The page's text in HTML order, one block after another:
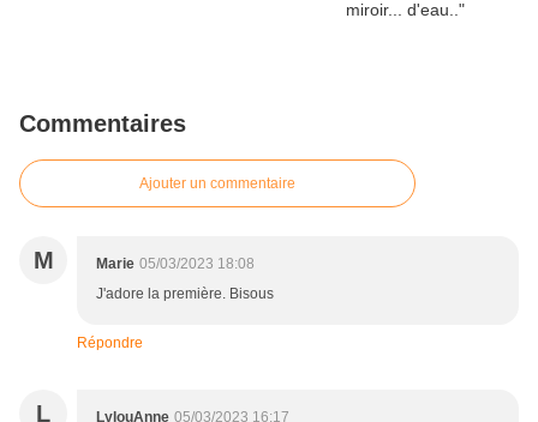
Commentaires
Ajouter un commentaire
M Marie 05/03/2023 18:08
J'adore la première. Bisous
Répondre
L LylouAnne 05/03/2023 16:17